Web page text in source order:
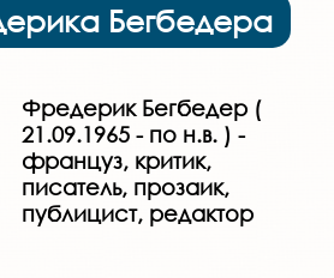
Бегбедера
Фредерик Бегбедер (
21.09.1965 - по н.в. ) -
француз, критик,
писатель, прозаик,
публицист, редактор